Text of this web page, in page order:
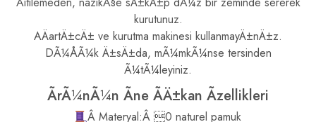
kurutunuz.
AÄartÄ±cÄ± ve kurutma makinesi kullanmayÄ±nÄ±z.
DÃ¼ÅÃ¼k Ä±sÄ±da, mÃ¼mkÃ¼nse tersinden
Ã¼tÃ¼leyiniz.
ÃrÃ¼nÃ¼n Ãne ÃÄ±kan Ãzellikleri
Â Materyal:Â 0 naturel pamuk